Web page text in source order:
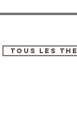
TOUS LES